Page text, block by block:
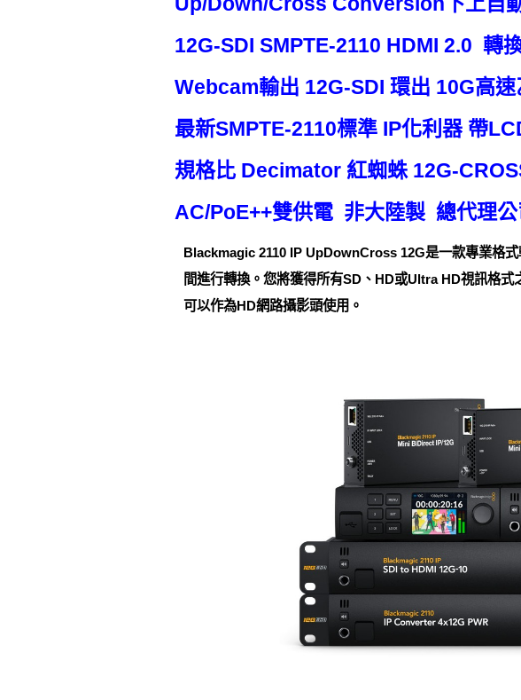
12G-SDI SMPTE-2110 HDMI 2.0 轉
Webcam輸出 12G-SDI 環出 10G高
最新SMPTE-2110標準 IP化利器 帶
規格比 Decimator 紅蜘蛛 12G-
AC/PoE++雙供電 非大陸製 總代理
Blackmagic 2110 IP UpDownCross 12G是一款專業格
間進行轉換。您將獲得所有SD、HD或Ultra HD視訊格
可以作為HD網路攝影頭使用。